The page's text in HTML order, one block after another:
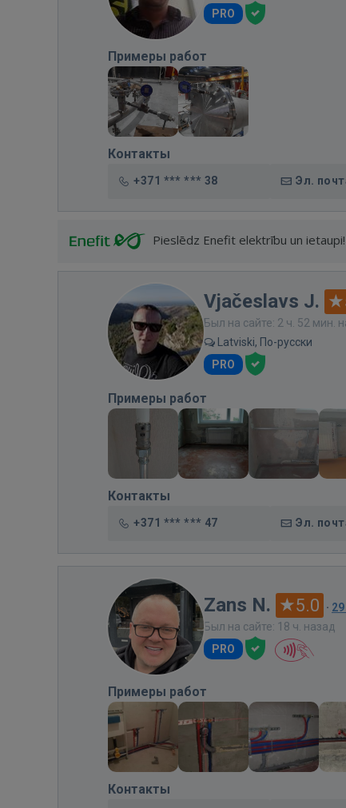
PRO
Примеры работ
Контакты
+371 *** *** 38 Эл.
Pieslēdz Enefit elektrību un ietaupi!
Vjačeslavs J.
Был на сайте: 2 ч. 52 мин.
Latviski, По-русски
PRO
Примеры работ
Контакты
+371 *** *** 47 Эл.
Zans N. 5.0 ·
Был на сайте: 18 ч. назад
PRO
Примеры работ
Контакты